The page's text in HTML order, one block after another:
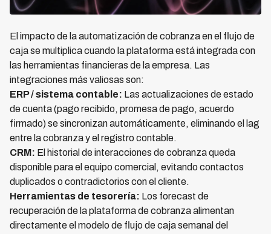
El impacto de la automatización de cobranza en el flujo de
caja se multiplica cuando la plataforma está integrada con
las herramientas financieras de la empresa. Las
integraciones más valiosas son:
ERP / sistema contable: Las actualizaciones de estado
de cuenta (pago recibido, promesa de pago, acuerdo
firmado) se sincronizan automáticamente, eliminando el lag
entre la cobranza y el registro contable.
CRM: El historial de interacciones de cobranza queda
disponible para el equipo comercial, evitando contactos
duplicados o contradictorios con el cliente.
Herramientas de tesorería: Los forecast de
recuperación de la plataforma de cobranza alimentan
directamente el modelo de flujo de caja semanal del